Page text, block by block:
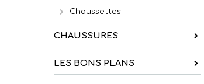
Chaussettes
CHAUSSURES
LES BONS PLANS